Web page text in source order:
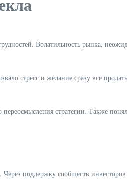
Волатильность рынка,
стресс и желание сразу все
стратегии. Также
поддержку сообществ